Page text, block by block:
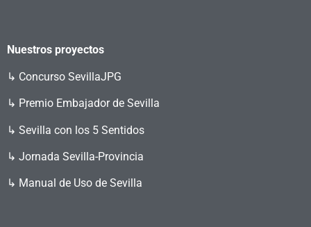
Nuestros proyectos
↳ Concurso SevillaJPG
↳ Premio Embajador de Sevilla
↳ Sevilla con los 5 Sentidos
↳ Jornada Sevilla-Provincia
↳ Manual de Uso de Sevilla